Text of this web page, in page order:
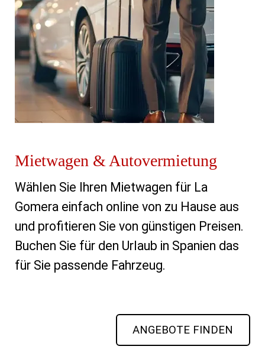
Mietwagen & Autovermietung
Wählen Sie Ihren Mietwagen für La
Gomera einfach online von zu Hause aus
und profitieren Sie von günstigen Preisen.
Buchen Sie für den Urlaub in Spanien das
für Sie passende Fahrzeug.
ANGEBOTE FINDEN